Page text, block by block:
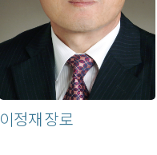
이정재 장로